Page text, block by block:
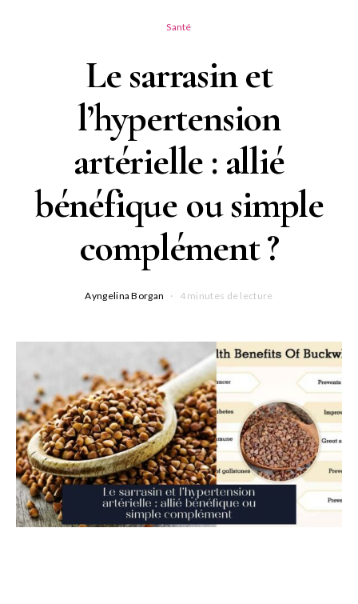
Santé
Le sarrasin et
l’hypertension
artérielle : allié
bénéfique ou simple
complément ?
Ayngelina Borgan 4 minutes de lecture